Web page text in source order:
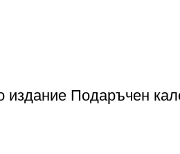
издание Подаръчен